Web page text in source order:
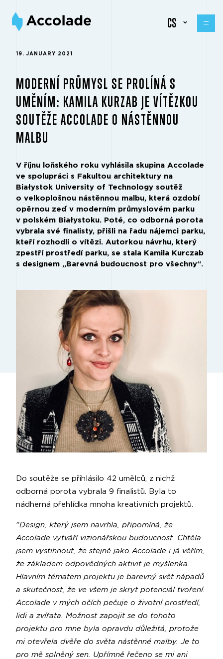
CS
19. JANUARY 2021
MODERNÍ PRŮMYSL SE PROLÍNÁ S
UMĚNÍM: KAMILA KURZAB JE VÍTĚZKOU
SOUTĚŽE ACCOLADE O NÁSTĚNNOU
MALBU
V říjnu loňského roku vyhlásila skupina Accolade
ve spolupráci s Fakultou architektury na
Białystok University of Technology soutěž
o velkoplošnou nástěnnou malbu, která ozdobí
opěrnou zeď v moderním průmyslovém parku
v polském Białystoku. Poté, co odborná porota
vybrala své finalisty, přišli na řadu nájemci parku,
kteří rozhodli o vítězi. Autorkou návrhu, který
zpestří prostředí parku, se stala Kamila Kurczab
s designem „Barevná budoucnost pro všechny“.
Do soutěže se přihlásilo 42 umělců, z nichž
odborná porota vybrala 9 finalistů. Byla to
nádherná přehlídka mnoha kreativních projektů.
"Design, který jsem navrhla, připomíná, že
Accolade vytváří vizionářskou budoucnost. Chtěla
jsem vystihnout, že stejně jako Accolade i já věřím,
že základem odpovědných aktivit je myšlenka.
Hlavním tématem projektu je barevný svět nápadů
a skutečnost, že ve všem je skryt potenciál tvoření.
Accolade v mých očích pečuje o životní prostředí,
lidi a zvířata. Možnost zapojit se do tohoto
projektu pro mne byla opravdu důležitá, protože
mi otevřela dvěře do světa nástěnné malby. Je to
pro mě splněný sen. Upřímně řečeno se mi ani